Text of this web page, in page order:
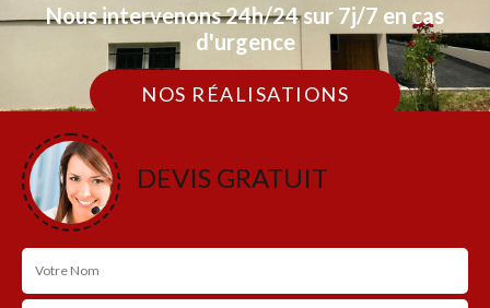
Nous intervenons 24h/24 sur 7j/7 en cas
d'urgence
NOS RÉALISATIONS
DEVIS GRATUIT